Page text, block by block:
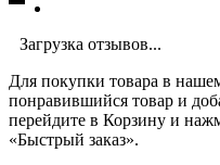
Загрузка отзывов...
Для покупки товара в
понравившийся товар и
перейдите в Корзину и
«Быстрый заказ».